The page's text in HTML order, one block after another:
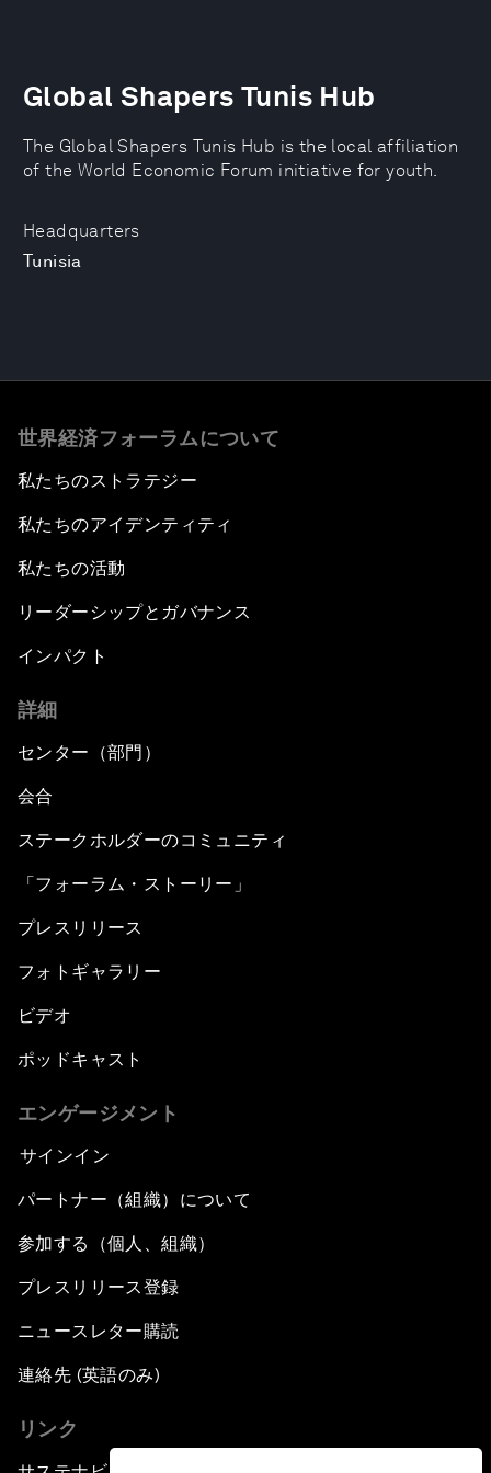
Headquarters
Tunisia
Global Shapers Tunis Hub
The Global Shapers Tunis Hub is the local affiliation
of the World Economic Forum initiative for youth.
世界経済フォーラムについて
私たちのストラテジー
私たちのアイデンティティ
私たちの活動
リーダーシップとガバナンス
インパクト
詳細
センター（部門）
会合
ステークホルダーのコミュニティ
「フォーラム・ストーリー」
プレスリリース
フォトギャラリー
ビデオ
ポッドキャスト
エンゲージメント
サインイン
パートナー（組織）について
参加する（個人、組織）
プレスリリース登録
ニュースレター購読
連絡先 (英語のみ)
リンク